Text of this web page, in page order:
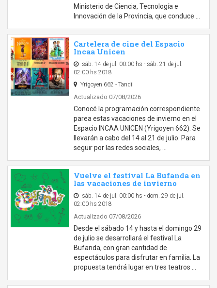
Ministerio de Ciencia, Tecnología e
Innovación de la Provincia, que conduce …
Cartelera de cine del Espacio
Incaa Unicen
sáb. 14 de jul. 00:00 hs - sáb. 21 de jul.
02:00 hs 2018
Yrigoyen 662 - Tandil
Actualizado 07/08/2026
Conocé la programación correspondiente
parea estas vacaciones de invierno en el
Espacio INCAA UNICEN (Yrigoyen 662). Se
llevarán a cabo del 14 al 21 de julio. Para
seguir por las redes sociales, …
Vuelve el festival La Bufanda en
las vacaciones de invierno
sáb. 14 de jul. 00:00 hs - dom. 29 de jul.
02:00 hs 2018
Actualizado 07/08/2026
Desde el sábado 14 y hasta el domingo 29
de julio se desarrollará el festival La
Bufanda, con gran cantidad de
espectáculos para disfrutar en familia. La
propuesta tendrá lugar en tres teatros …